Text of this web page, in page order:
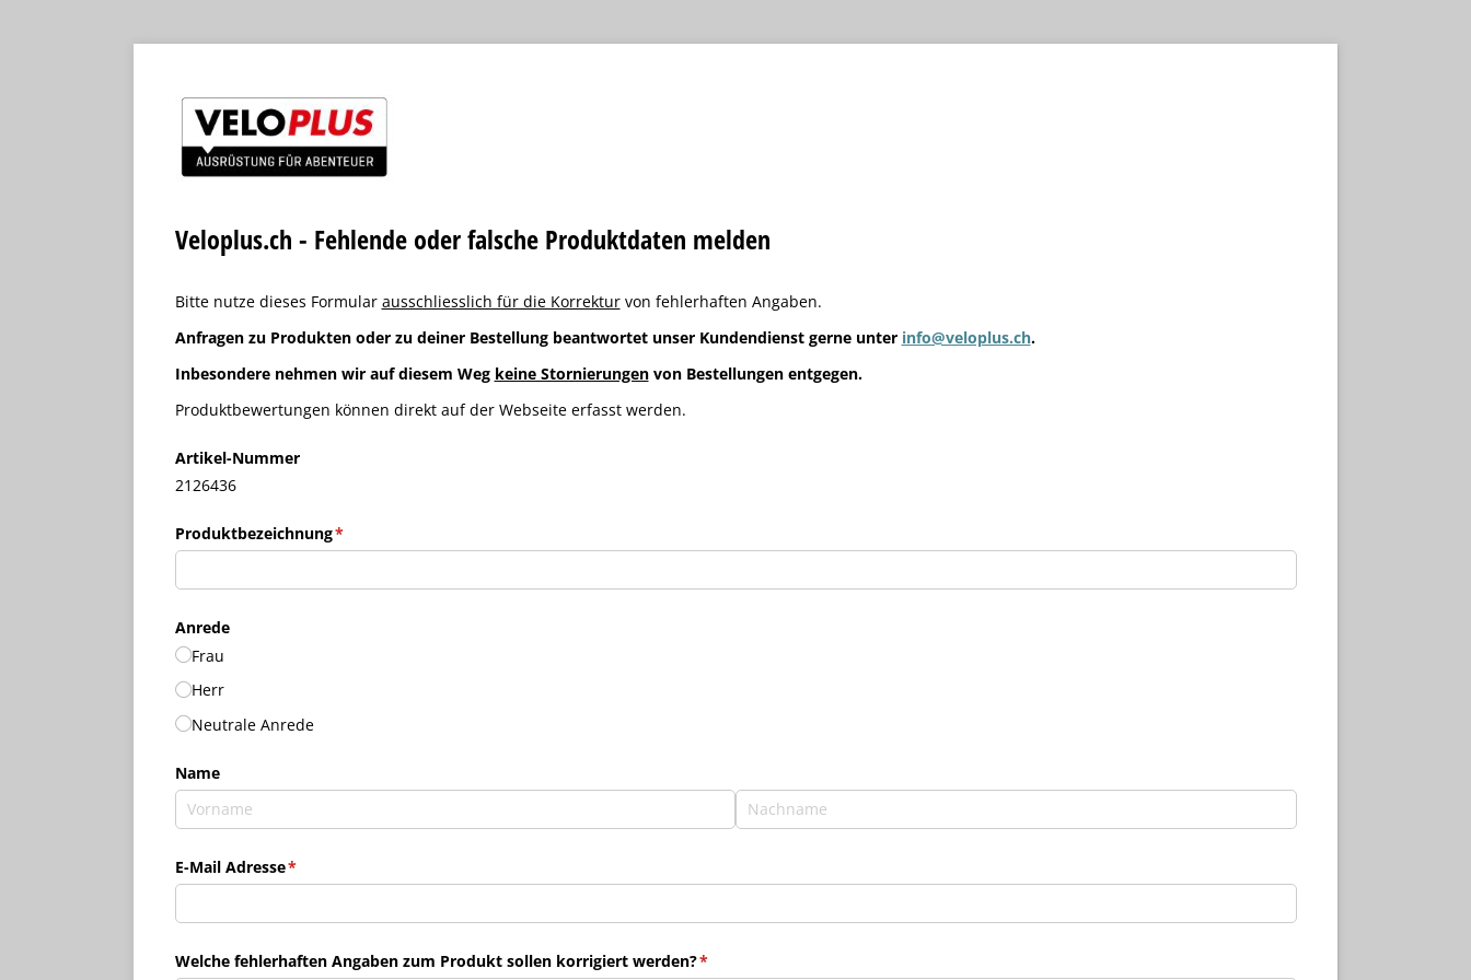
Veloplus.ch - Fehlende oder falsche Produktdaten melden
Bitte nutze dieses Formular ausschliesslich für die Korrekturvon fehlerhaften Angaben.
Anfragen zu Produkten oder zu deiner Bestellung beantwortet unser Kundendienst gerne unter info@veloplus.ch.
Inbesondere nehmen wir auf diesem Weg keine Stornierungenvon Bestellungen entgegen.
Produktbewertungen können direkt auf der Webseite erfasst werden.
Artikel-Nummer
2126436
Produktbezeichnung*
(erforderlich)
Anrede
Frau
Herr
Neutrale Anrede
Name
E-Mail Adresse*
(erforderlich)
Welche fehlerhaften Angaben zum Produkt sollen korrigiert werden?*
(erforderlich)